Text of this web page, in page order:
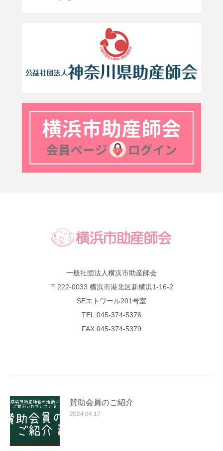
一般社団法人横浜市助産師会
〒222-0033 横浜市港北区新横浜1-16-2
SEエトワール201号室
TEL:045-374-5376
FAX:045-374-5379
賛助会員のご紹介
2024.04.17